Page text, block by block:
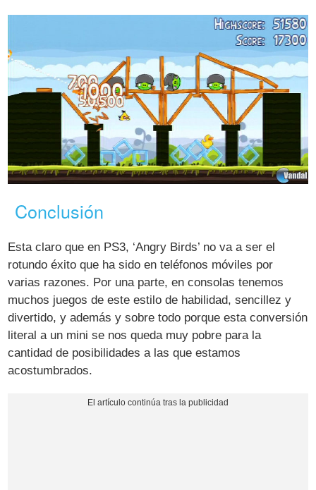
Conclusión
Esta claro que en PS3, ‘Angry Birds’ no va a ser el
rotundo éxito que ha sido en teléfonos móviles por
varias razones. Por una parte, en consolas tenemos
muchos juegos de este estilo de habilidad, sencillez y
divertido, y además y sobre todo porque esta conversión
literal a un mini se nos queda muy pobre para la
cantidad de posibilidades a las que estamos
acostumbrados.